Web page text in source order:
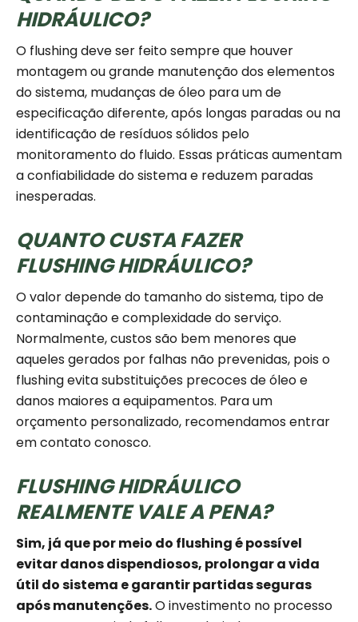
HIDRÁULICO?
O flushing deve ser feito sempre que houver
montagem ou grande manutenção dos elementos
do sistema, mudanças de óleo para um de
especificação diferente, após longas paradas ou na
identificação de resíduos sólidos pelo
monitoramento do fluido. Essas práticas aumentam
a confiabilidade do sistema e reduzem paradas
inesperadas.
QUANTO CUSTA FAZER
FLUSHING HIDRÁULICO?
O valor depende do tamanho do sistema, tipo de
contaminação e complexidade do serviço.
Normalmente, custos são bem menores que
aqueles gerados por falhas não prevenidas, pois o
flushing evita substituições precoces de óleo e
danos maiores a equipamentos. Para um
orçamento personalizado, recomendamos entrar
em contato conosco.
FLUSHING HIDRÁULICO
REALMENTE VALE A PENA?
Sim, já que por meio do flushing é possível
evitar danos dispendiosos, prolongar a vida
útil do sistema e garantir partidas seguras
após manutenções.O investimento no processo